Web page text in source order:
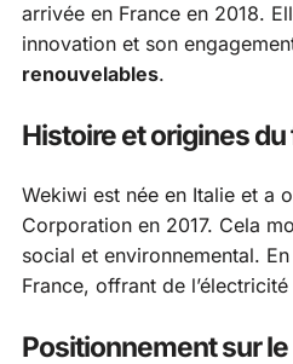
arrivée en France en 2018.
innovation et son
renouvelables.
Histoire et origines
Wekiwi est née en Italie et a
Corporation en 2017. Cela
social et environnemental.
France, offrant de
Positionnement sur